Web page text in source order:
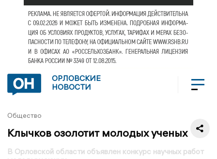
ОРЛОВСКИЕ
НОВОСТИ
Общество
Клычков озолотит молодых ученых
В Орловской области объявлен конкурс научных работ